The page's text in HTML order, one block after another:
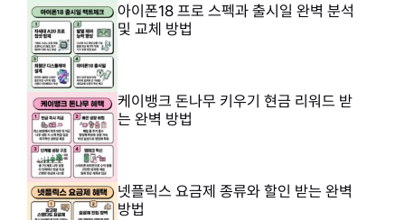
아이폰18 프로 스펙과 출시일 완벽 분석
및 교체 방법
케이뱅크 돈나무 키우기 현금 리워드 받
는 완벽 방법
넷플릭스 요금제 종류와 할인 받는 완벽
방법